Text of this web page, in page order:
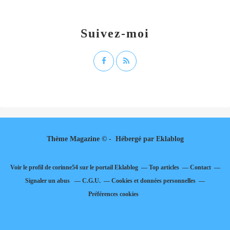
Suivez-moi
Thème Magazine © - Hébergé par Eklablog
Voir le profil de corinne54sur le portail Eklablog Top articles
Contact
Signaler un abus
C.G.U.
Cookies et données personnelles
Préférences cookies